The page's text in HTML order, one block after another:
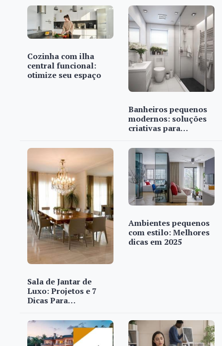
Cozinha com ilha
central funcional:
otimize seu espaço
Banheiros pequenos
modernos: soluções
criativas para…
Sala de Jantar de
Luxo: Projetos e 7
Dicas Para…
Ambientes pequenos
com estilo: Melhores
dicas em 2025